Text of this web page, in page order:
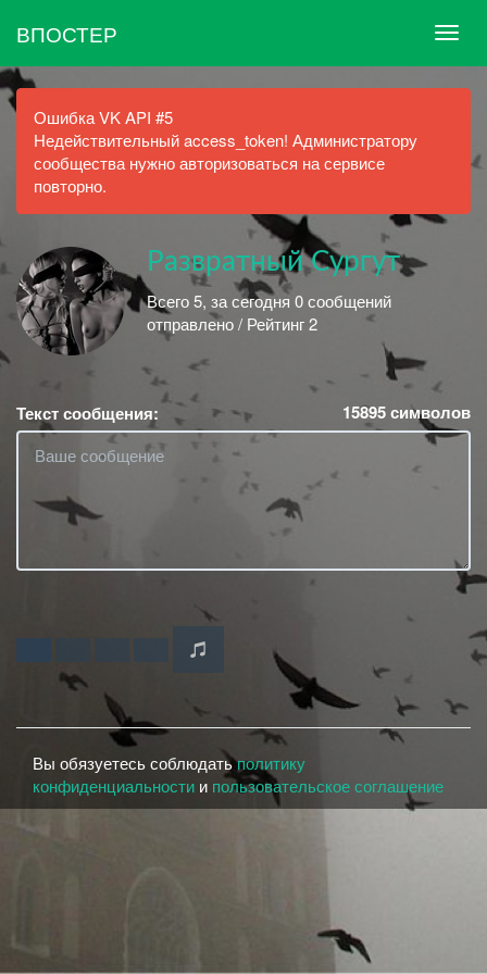
ВПОСТЕР
Ошибка VK API #5
Недействительный access_token! Администратору
сообщества нужно авторизоваться на сервисе
повторно.
Развратный Сургут
Всего 5, за сегодня 0 сообщений
отправлено / Рейтинг 2
Текст сообщения: 15895символов
Вы обязуетесь соблюдатьполитику
конфиденциальности и пользовательское соглашение